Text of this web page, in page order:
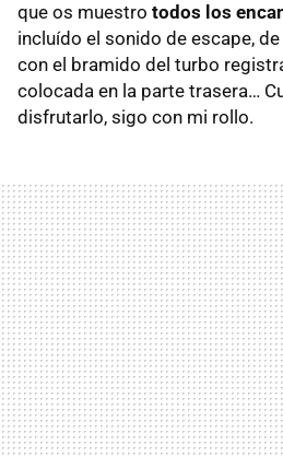
que os muestro todos los
incluído el sonido de escape,
con el bramido del turbo
colocada en la parte trasera…
disfrutarlo, sigo con mi rollo.